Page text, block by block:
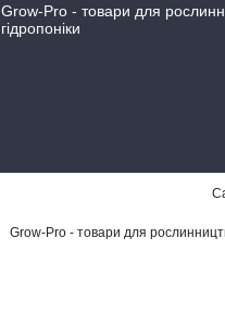
Grow-Pro - товари для
гідропоніки